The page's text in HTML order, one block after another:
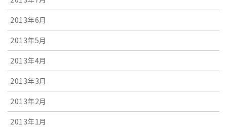
2013年6月
2013年5月
2013年4月
2013年3月
2013年2月
2013年1月